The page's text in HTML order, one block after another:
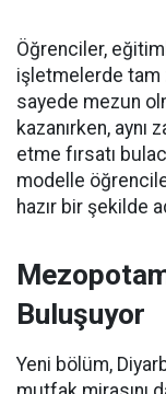
Öğrenciler,
işletmelerde tam
sayede mezun
kazanırken,
etme fırsatı
modelle
hazır bir şekilde
Buluşuyor
Yeni bölüm,